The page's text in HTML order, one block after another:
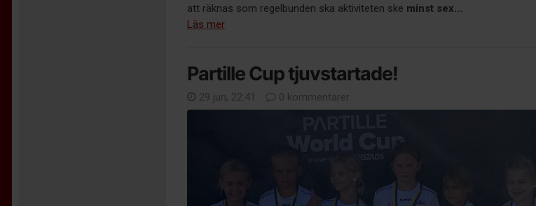
att räknas som regelbunden ska aktiviteten ske minst sex...
Läs mer
Partille Cup tjuvstartade!
29 jun, 22:41 0 kommentarer